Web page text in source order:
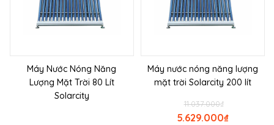
Máy Nước Nóng Năng
Lượng Mặt Trời 80 Lít
Solarcity
Máy nước nóng năng lượng
mặt trời Solarcity 200 lít
₫
11.037.000
₫
5.629.000